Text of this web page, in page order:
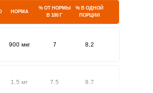
НОРМА
% ОТ НОРМЫ
В 100 Г
% В ОДНОЙ
ПОРЦИИ
900 мкг 7 8.2
1.5 мг 7.5 8.7